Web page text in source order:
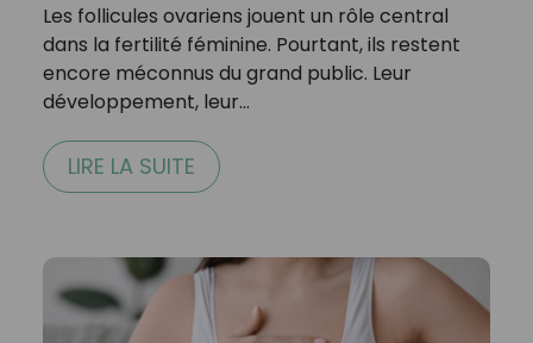
Les follicules ovariens jouent un rôle central
dans la fertilité féminine. Pourtant, ils restent
encore méconnus du grand public. Leur
développement, leur…
LIRE LA SUITE